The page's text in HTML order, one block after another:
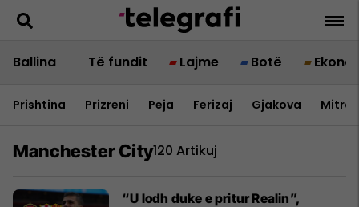
Ballina Të fundit Lajme Botë
Prishtina Prizreni Peja Ferizaj Gjakova
Manchester City120 Artikuj
“U lodh duke e pritur Realin”,